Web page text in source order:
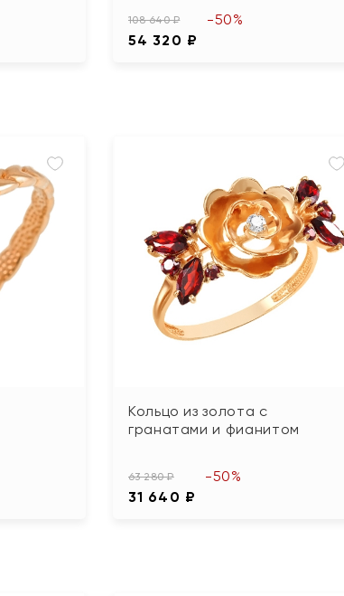
108 640 ₽
54 320 ₽
-50%
Кольцо из золота с
гранатами и фианитом
63 280 ₽
31 640 ₽
-50%